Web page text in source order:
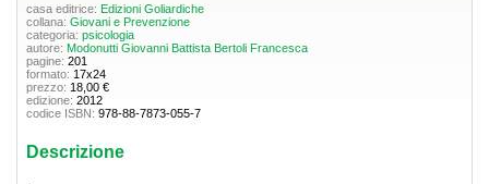
casa editrice: Edizioni Goliardiche
collana: Giovani e Prevenzione
categoria: psicologia
autore: Modonutti Giovanni Battista Bertoli Francesca
pagine: 201
formato: 17x24
prezzo: 18,00 €
edizione: 2012
codice ISBN: 978-88-7873-055-7
Descrizione